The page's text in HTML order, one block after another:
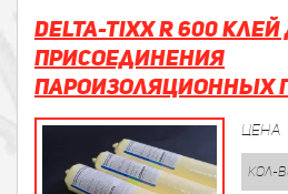
DELTA-TIXX R 600
присоединения
пароизоляционных
ЦЕНА
кол-